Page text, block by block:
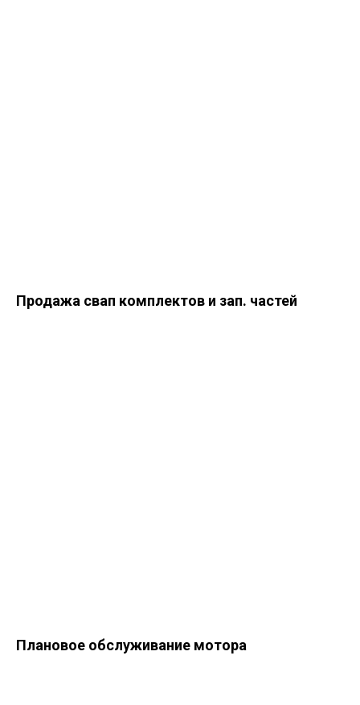
Продажа свап комплектов и зап. частей
Плановое обслуживание мотора